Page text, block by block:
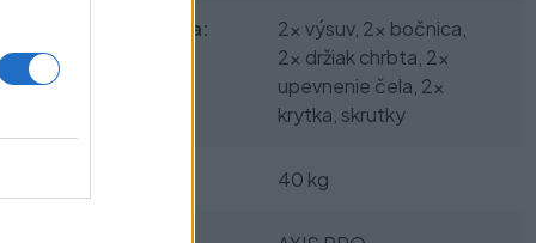
Obsah balenia:
2x výsuv, 2x bočnica,
2x držiak chrbta, 2x
upevnenie čela, 2x
krytka, skrutky
40 kg